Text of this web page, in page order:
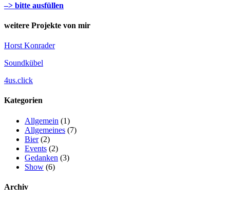
–> bitte ausfüllen
weitere Projekte von mir
Horst Konrader
Soundkübel
4us.click
Kategorien
Allgemein (1)
Allgemeines (7)
Bier(2)
Events (2)
Gedanken (3)
Show (6)
Archiv